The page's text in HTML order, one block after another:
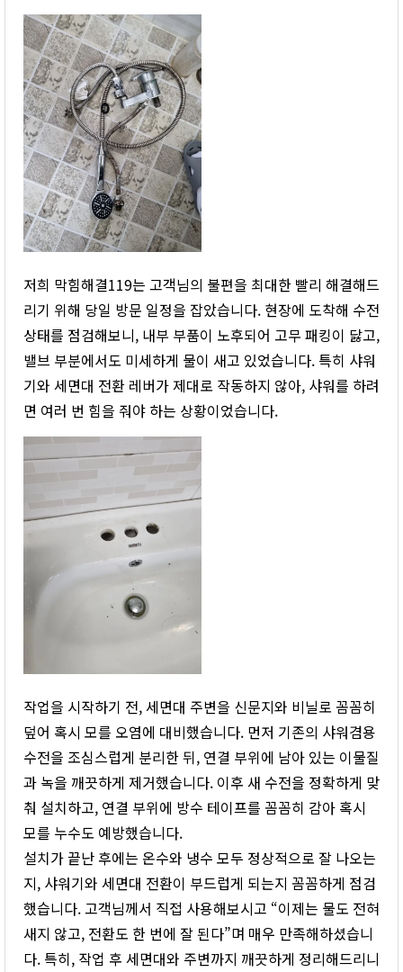
저희 막힘해결119는 고객님의 불편을 최대한 빨리 해결해드
리기 위해 당일 방문 일정을 잡았습니다. 현장에 도착해 수전
상태를 점검해보니, 내부 부품이 노후되어 고무 패킹이 닳고,
밸브 부분에서도 미세하게 물이 새고 있었습니다. 특히 샤워
기와 세면대 전환 레버가 제대로 작동하지 않아, 샤워를 하려
면 여러 번 힘을 줘야 하는 상황이었습니다.
작업을 시작하기 전, 세면대 주변을 신문지와 비닐로 꼼꼼히
덮어 혹시 모를 오염에 대비했습니다. 먼저 기존의 샤워겸용
수전을 조심스럽게 분리한 뒤, 연결 부위에 남아 있는 이물질
과 녹을 깨끗하게 제거했습니다. 이후 새 수전을 정확하게 맞
춰 설치하고, 연결 부위에 방수 테이프를 꼼꼼히 감아 혹시
모를 누수도 예방했습니다.
설치가 끝난 후에는 온수와 냉수 모두 정상적으로 잘 나오는
지, 샤워기와 세면대 전환이 부드럽게 되는지 꼼꼼하게 점검
했습니다. 고객님께서 직접 사용해보시고 “이제는 물도 전혀
새지 않고, 전환도 한 번에 잘 된다”며 매우 만족해하셨습니
다. 특히, 작업 후 세면대와 주변까지 깨끗하게 정리해드리니